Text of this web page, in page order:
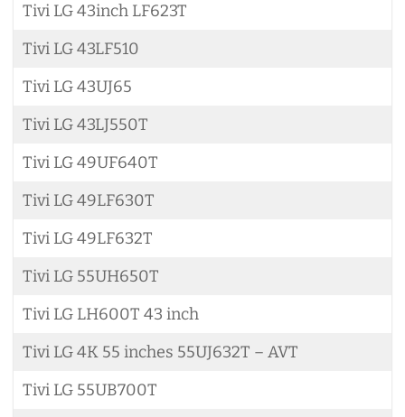
Tivi LG 43inch LF623T
Tivi LG 43LF510
Tivi LG 43UJ65
Tivi LG 43LJ550T
Tivi LG 49UF640T
Tivi LG 49LF630T
Tivi LG 49LF632T
Tivi LG 55UH650T
Tivi LG LH600T 43 inch
Tivi LG 4K 55 inches 55UJ632T – AVT
Tivi LG 55UB700T